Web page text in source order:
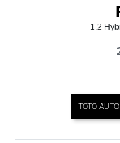
1.2
TOTO